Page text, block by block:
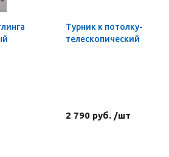
Турник к потолку-
телескопический
2 790 руб. /шт